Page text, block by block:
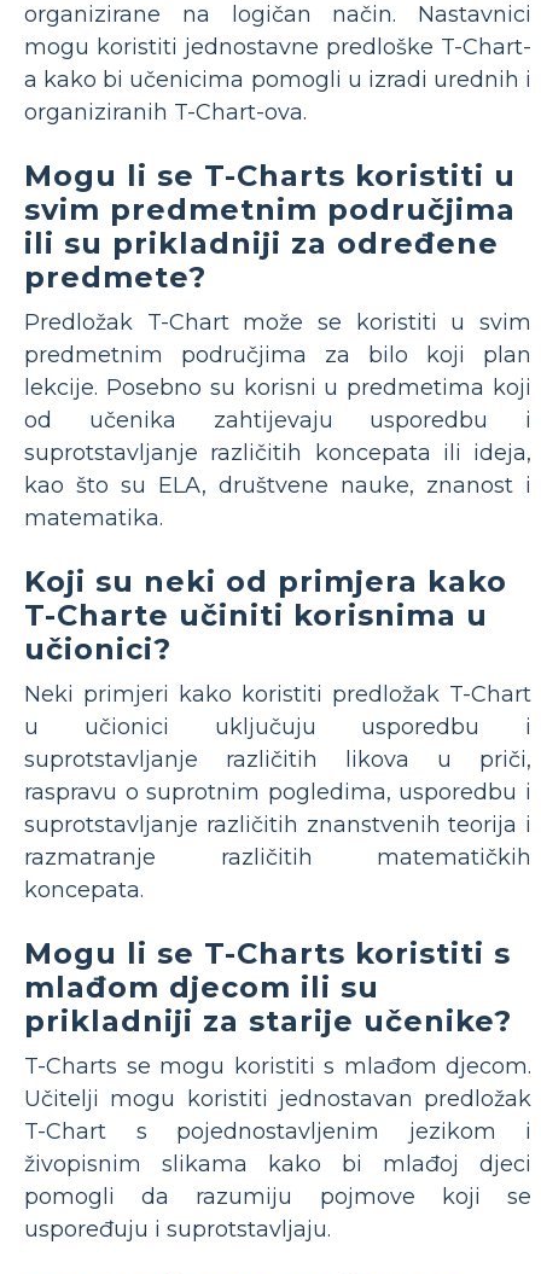
organizirane na logičan način. Nastavnici
mogu koristiti jednostavne predloške T-Chart-
a kako bi učenicima pomogli u izradi urednih i
organiziranih T-Chart-ova.
Mogu li se T-Charts koristiti u
svim predmetnim područjima
ili su prikladniji za određene
predmete?
Predložak T-Chart može se koristiti u svim
predmetnim područjima za bilo koji plan
lekcije. Posebno su korisni u predmetima koji
od učenika zahtijevaju usporedbu i
suprotstavljanje različitih koncepata ili ideja,
kao što su ELA, društvene nauke, znanost i
matematika.
Koji su neki od primjera kako
T-Charte učiniti korisnima u
učionici?
Neki primjeri kako koristiti predložak T-Chart
u učionici uključuju usporedbu i
suprotstavljanje različitih likova u priči,
raspravu o suprotnim pogledima, usporedbu i
suprotstavljanje različitih znanstvenih teorija i
razmatranje različitih matematičkih
koncepata.
Mogu li se T-Charts koristiti s
mlađom djecom ili su
prikladniji za starije učenike?
T-Charts se mogu koristiti s mlađom djecom.
Učitelji mogu koristiti jednostavan predložak
T-Chart s pojednostavljenim jezikom i
živopisnim slikama kako bi mlađoj djeci
pomogli da razumiju pojmove koji se
uspoređuju i suprotstavljaju.